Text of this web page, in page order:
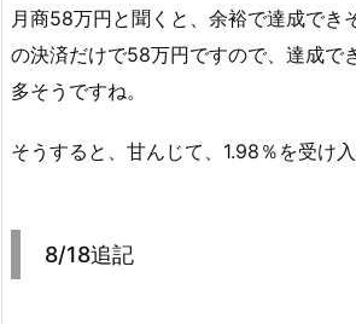
月商58万円と聞くと、余裕で達成でき
の決済だけで58万円ですので、達成で
多そうですね。
そうすると、甘んじて、1.98％を受け入
8/18追記